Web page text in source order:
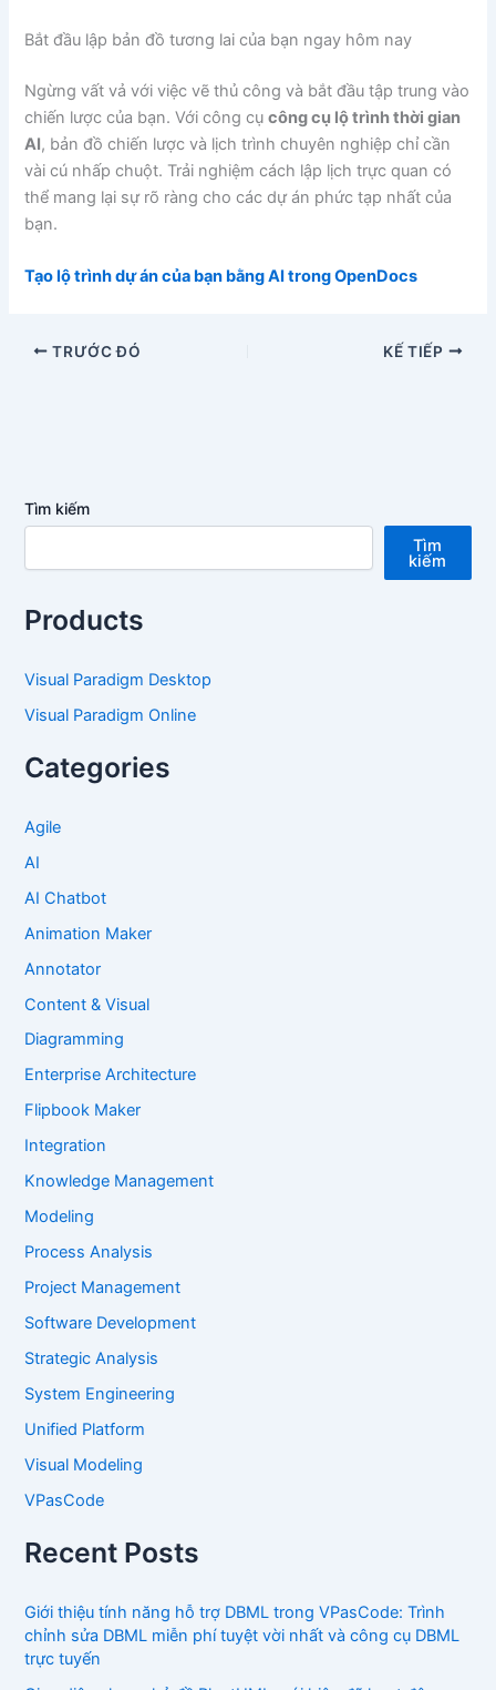
Bắt đầu lập bản đồ tương lai của bạn ngay hôm nay
Ngừng vất vả với việc vẽ thủ công và bắt đầu tập trung vào
chiến lược của bạn. Với công cụcông cụ lộ trình thời gian
AI, bản đồ chiến lược và lịch trình chuyên nghiệp chỉ cần
vài cú nhấp chuột. Trải nghiệm cách lập lịch trực quan có
thể mang lại sự rõ ràng cho các dự án phức tạp nhất của
bạn.
Tạo lộ trình dự án của bạn bằng AI trong OpenDocs
TRƯỚC ĐÓ KẾ TIẾP
Tìm kiếm
Tìm
kiếm
Products
Visual Paradigm Desktop
Visual Paradigm Online
Categories
Agile
AI
AI Chatbot
Animation Maker
Annotator
Content & Visual
Diagramming
Enterprise Architecture
Flipbook Maker
Integration
Knowledge Management
Modeling
Process Analysis
Project Management
Software Development
Strategic Analysis
System Engineering
Unified Platform
Visual Modeling
VPasCode
Recent Posts
Giới thiệu tính năng hỗ trợ DBML trong VPasCode: Trình
chỉnh sửa DBML miễn phí tuyệt vời nhất và công cụ DBML
trực tuyến